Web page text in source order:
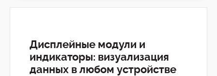
Дисплейные модули и
индикаторы: визуализация
данных в любом устройстве